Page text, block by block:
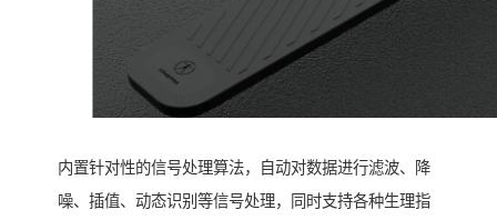
内置针对性的信号处理算法，自动对数据进行滤波、降
噪、插值、动态识别等信号处理，同时支持各种生理指